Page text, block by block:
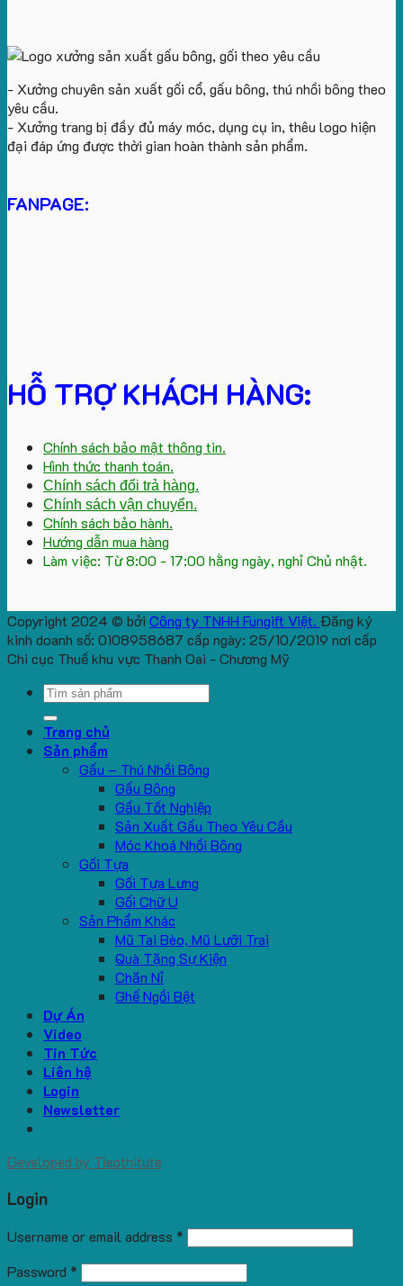
- Xưởng chuyên sản xuất gối cổ, gấu bông, thú nhồi bông theo
yêu cầu.
- Xưởng trang bị đầy đủ máy móc, dụng cụ in, thêu logo hiện
đại đáp ứng được thời gian hoàn thành sản phẩm.
FANPAGE:
HỖ TRỢ KHÁCH HÀNG:
Chính sách bảo mật thông tin.
Hình thức thanh toán.
Chính sách đổi trả hàng.
Chính sách vận chuyển.
Chính sách bảo hành.
Hướng dẫn mua hàng
Làm việc: Từ 8:00 - 17:00 hằng ngày, nghỉ Chủ nhật.
Copyright 2024 © bởi Công ty TNHH Fungift Việt. Đăng ký
kinh doanh số: 0108958687 cấp ngày: 25/10/2019 nơi cấp
Chi cục Thuế khu vực Thanh Oai - Chương Mỹ
Search
for:
Trang chủ
Sản phẩm
Gấu – Thú Nhồi Bông
Gấu Bông
Gấu Tốt Nghiệp
Sản Xuất Gấu Theo Yêu Cầu
Móc Khoá Nhồi Bông
Gối Tựa
Gối Tựa Lưng
Gối Chữ U
Sản Phẩm Khác
Mũ Tai Bèo, Mũ Lưỡi Trai
Quà Tặng Sự Kiện
Chăn Nỉ
Ghế Ngồi Bệt
Dự Án
Video
Tin Tức
Liên hệ
Login
Newsletter
Developed by Tiepthitute
Login
Username or email address *
Password *